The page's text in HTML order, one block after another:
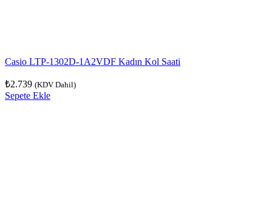
Casio LTP-1302D-1A2VDF Kadın Kol Saati
₺2.739 (KDV Dahil)
Sepete Ekle